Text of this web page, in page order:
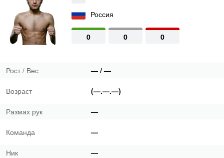
Россия
0 0 0
Рост / Вес — / —
Возраст (—.—.—)
Размах рук —
Команда —
Ник —